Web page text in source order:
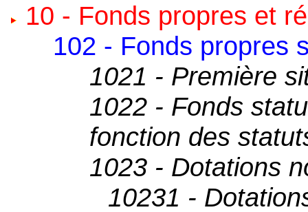
10 - Fonds propres et
102 - Fonds propres
1021 - Première
1022 - Fonds
fonction des
1023 - Dotations
10231 -